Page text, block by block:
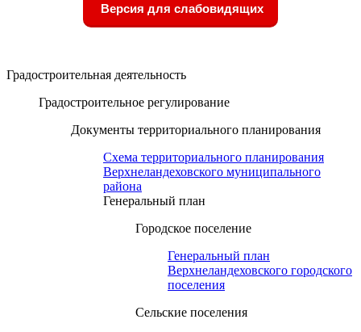
Версия для слабовидящих
Градостроительная деятельность
Градостроительное регулирование
Документы территориального планирования
Схема территориального планирования
Верхнеландеховского муниципального
района
Генеральный план
Городское поселение
Генеральный план
Верхнеландеховского городского
поселения
Сельские поселения